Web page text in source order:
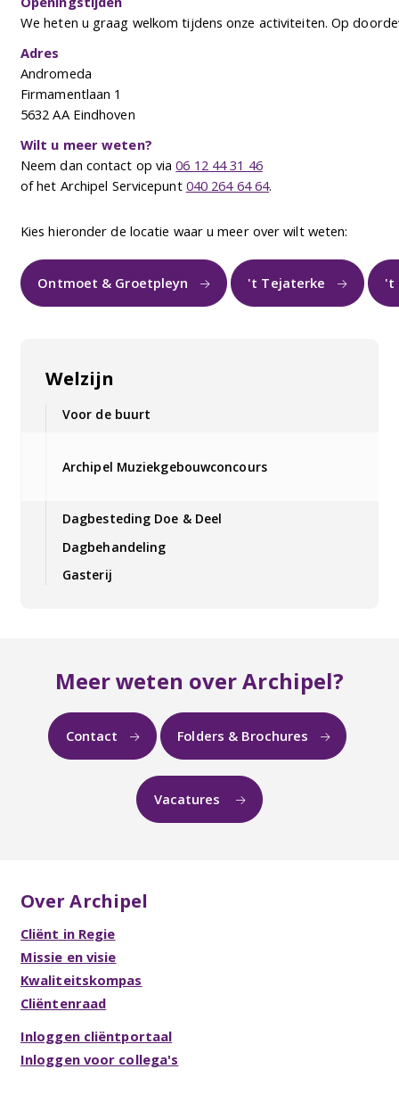
Welzijn
Voor de buurt
Archipel Muziekgebouwconcours
Dagbesteding Doe & Deel
Dagbehandeling
Gasterij
We heten u graag welkom tijdens onze activiteiten. Op
Adres
Andromeda
Firmamentlaan 1
5632 AA Eindhoven
Wilt u meer weten?
Neem dan contact op via06 12 44 31 46
of het Archipel Servicepunt 040 264 64 64.
Kies hieronder de locatie waar u meer over wilt weten:
Ontmoet & Groetpleyn 't Tejaterke 't
Meer weten over Archipel?
Contact Folders & Brochures
Vacatures
Over Archipel
Cliënt in Regie
Missie en visie
Kwaliteitskompas
Cliëntenraad
Inloggen cliëntportaal
Inloggen voor collega's